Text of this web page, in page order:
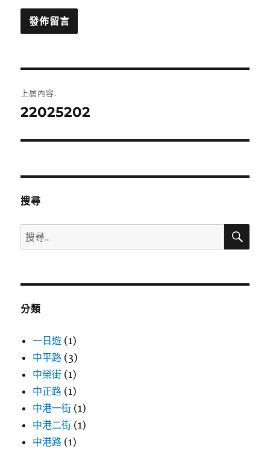
章
上層內容:
22025202
搜尋
搜
尋
鍵
搜
分類
一日遊 (1)
中平路 (3)
中榮街 (1)
中正路 (1)
中港一街 (1)
中港二街 (1)
中港路 (1)